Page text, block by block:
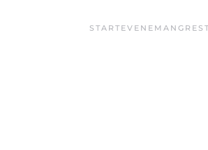
START EVENEMANG